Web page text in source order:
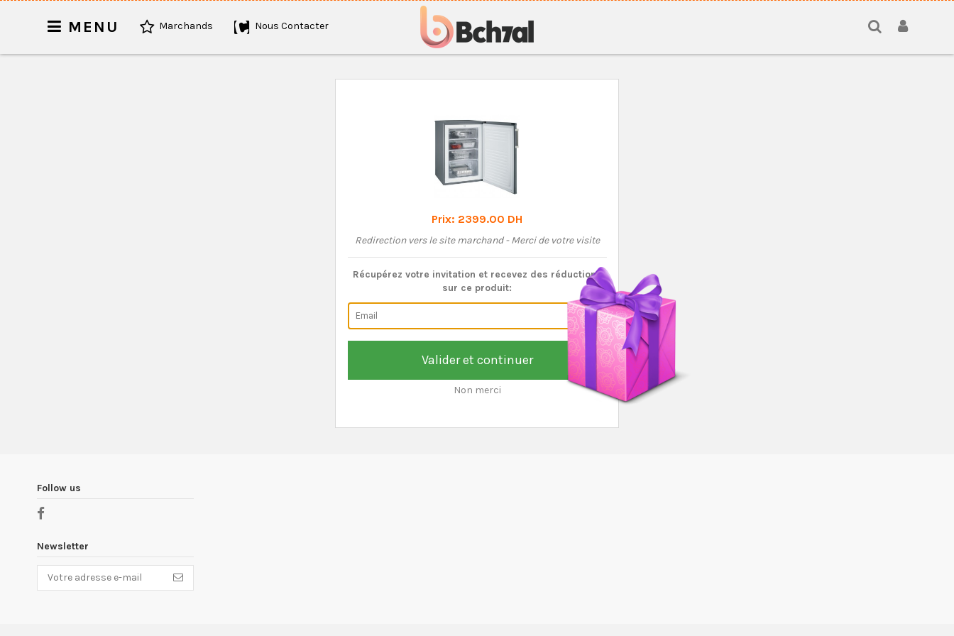
MENU Marchands Nous Contacter
Prix: 2399.00 DH
Redirection vers le site marchand - Merci de votre visite
Récupérez votre invitation et recevez des réductions
sur ce produit:
Valider et continuer
Non merci
Follow us
Newsletter